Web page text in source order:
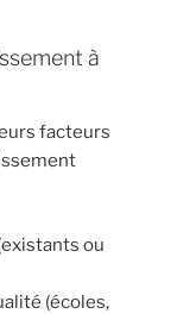
à
facteurs
ou
(écoles,